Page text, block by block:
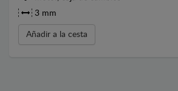
3 mm
Añadir a la cesta